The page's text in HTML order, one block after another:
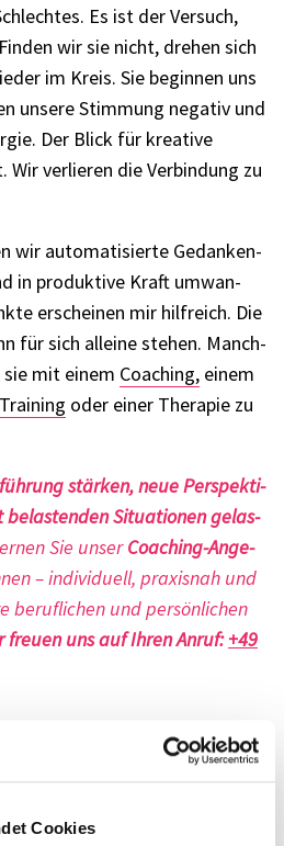
Cookies
Es ist der Versuch,
wir sie nicht, drehen sich
im Kreis. Sie begin­nen uns
unsere Stim­mung nega­tiv und
Der Blick für krea­tive
verlie­ren die Verbin­dung zu
wir auto­ma­ti­sierte Gedan­ken­
in produk­tive Kraft umwan­
erschei­nen mir hilf­reich. Die
für sich alleine stehen. Manch­
mit einem Coaching, einem
oder einer Thera­pie zu
stär­ken, neue Perspek­ti­
belas­ten­den Situa­tio­nen gelas­
Sie unserCoaching-Ange­
– indi­vi­du­ell, praxis­nah und
beruf­li­chen und persön­li­chen
freuen uns auf Ihren Anruf:+49
Entste­hen, können wir loslas­